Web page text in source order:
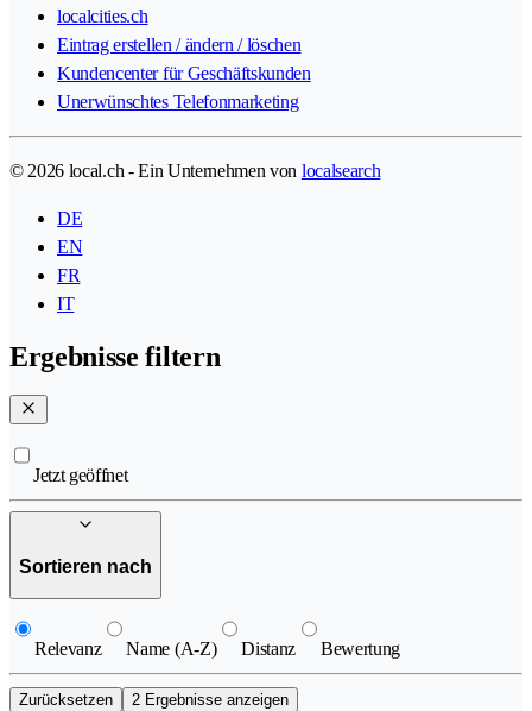
localcities.ch
Eintrag erstellen / ändern / löschen
Kundencenter für Geschäftskunden
Unerwünschtes Telefonmarketing
© 2026 local.ch - Ein Unternehmen von localsearch
DE
EN
FR
IT
Ergebnisse filtern
Jetzt geöffnet
Sortieren nach
Relevanz Name (A-Z) Distanz Bewertung
Zurücksetzen 2 Ergebnisse anzeigen